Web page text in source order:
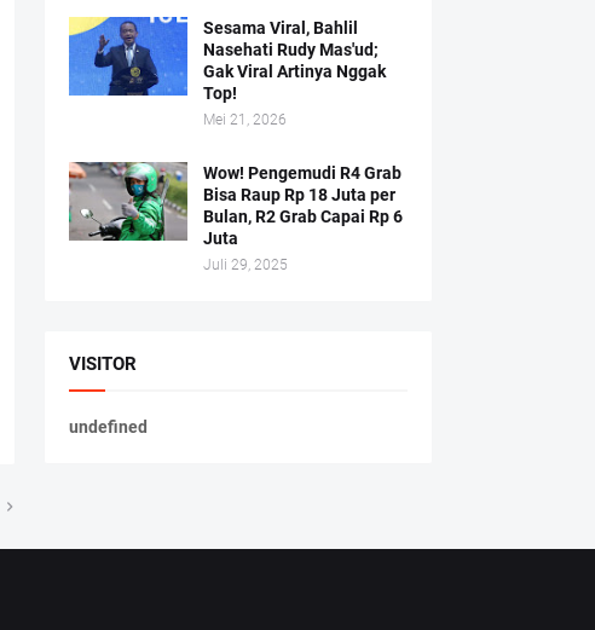
Sesama Viral, Bahlil
Nasehati Rudy Mas'ud;
Gak Viral Artinya Nggak
Top!
Mei 21, 2026
Wow! Pengemudi R4 Grab
Bisa Raup Rp 18 Juta per
Bulan, R2 Grab Capai Rp 6
Juta
Juli 29, 2025
VISITOR
undefned